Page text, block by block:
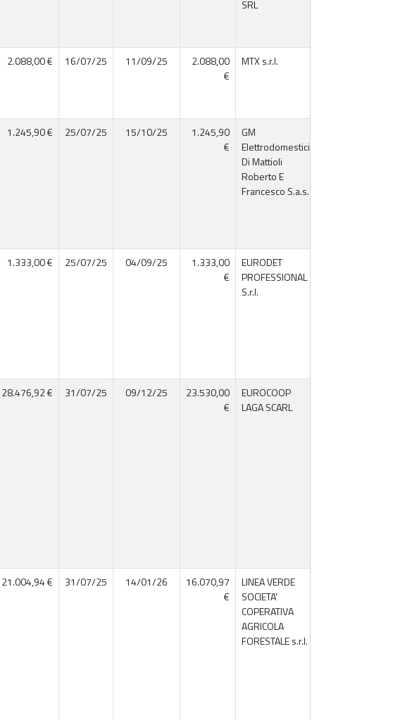
SRL
2.088,00 € 16/07/25 11/09/25
2.088,00
€
MTX s.r.l.
1.245,90 € 25/07/25 15/10/25
1.245,90
€
GM
Elettrodomestici
Di Mattioli
Roberto E
Francesco S.a.s.
1.333,00 € 25/07/25 04/09/25
1.333,00
€
EURODET
PROFESSIONAL
S.r.l.
28.476,92 € 31/07/25 09/12/25
23.530,00
€
EUROCOOP
LAGA SCARL
21.004,94 € 31/07/25 14/01/26
16.070,97
€
LINEA VERDE
SOCIETA’
COPERATIVA
AGRICOLA
FORESTALE s.r.l.